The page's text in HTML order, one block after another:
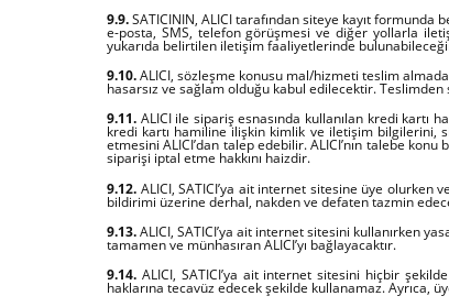
9.9.SATICININ, ALICI tarafından siteye kayıt
e-posta, SMS, telefon görüşmesi ve diğer yollarla
yukarıda belirtilen iletişim faaliyetlerinde
9.10.ALICI, sözleşme konusu mal/hizmeti teslim
hasarsız ve sağlam olduğu kabul edilecektir.
9.11. ALICI ile sipariş esnasında kullanılan kredi kartı
kredi kartı hamiline ilişkin kimlik ve iletişim bilgilerini,
etmesini ALICI’dan talep edebilir. ALICI’nın talebe
siparişi iptal etme hakkını haizdir.
9.12. ALICI, SATICI’ya ait internet sitesine üye olurken
bildirimi üzerine derhal, nakden ve defaten tazmin
9.13.ALICI, SATICI’ya ait internet sitesini kullanırken
tamamen ve münhasıran ALICI’yı bağlayacaktır.
9.14. ALICI, SATICI’ya ait internet sitesini hiçbir
haklarına tecavüz edecek şekilde kullanamaz. Ayrıca,